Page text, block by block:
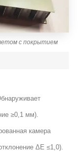
с покрытием
≥0,1 мм).
камера
ΔE ≤1,0).